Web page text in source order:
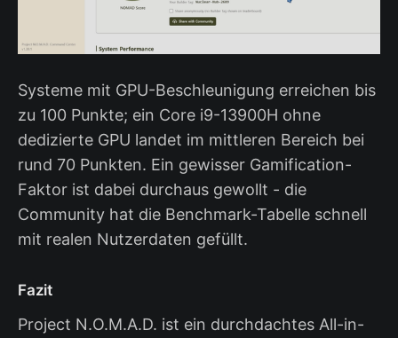
Systeme mit GPU-Beschleunigung erreichen bis
zu 100 Punkte; ein Core i9-13900H ohne
dedizierte GPU landet im mittleren Bereich bei
rund 70 Punkten. Ein gewisser Gamification-
Faktor ist dabei durchaus gewollt - die
Community hat die Benchmark-Tabelle schnell
mit realen Nutzerdaten gefüllt.
Fazit
Project N.O.M.A.D. ist ein durchdachtes All-in-